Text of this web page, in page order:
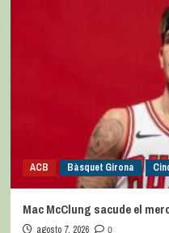
ACB Bàsquet Girona
Mac McClung sacude el
agosto 7, 2026